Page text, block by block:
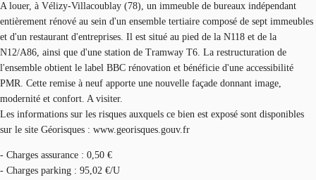
A louer, à Vélizy-Villacoublay (78), un immeuble de bureaux indépendant
entièrement rénové au sein d'un ensemble tertiaire composé de sept immeubles
et d'un restaurant d'entreprises. Il est situé au pied de la N118 et de la
N12/A86, ainsi que d'une station de Tramway T6. La restructuration de
l'ensemble obtient le label BBC rénovation et bénéficie d'une accessibilité
PMR. Cette remise à neuf apporte une nouvelle façade donnant image,
modernité et confort. A visiter.
Les informations sur les risques auxquels ce bien est exposé sont disponibles
sur le site Géorisques : www.georisques.gouv.fr
- Charges assurance : 0,50 €
- Charges parking : 95,02 €/U